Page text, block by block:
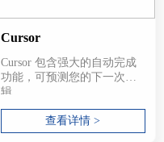
Cursor
Cursor 包含强大的自动完成
功能，可预测您的下一次编
辑...
查看详情 >